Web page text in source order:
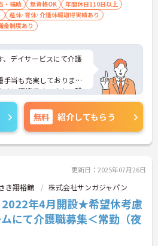
必須（ＡＴ限定可）
・補助 無資格OK
年間休日110日以上
産休･育休･介護休暇取得実績あり
金制度あり
、デイサービスにて介護
当も充実しております
い環境です。また、残
りの時間を大切にできま
介護職までお問い合わ
無料 紹介してもらう
更新日：2025年07月26日
き翔裕館 株式会社サンガジャパン
2022年4月開設★希望休考慮
にて介護職募集＜常勤（夜